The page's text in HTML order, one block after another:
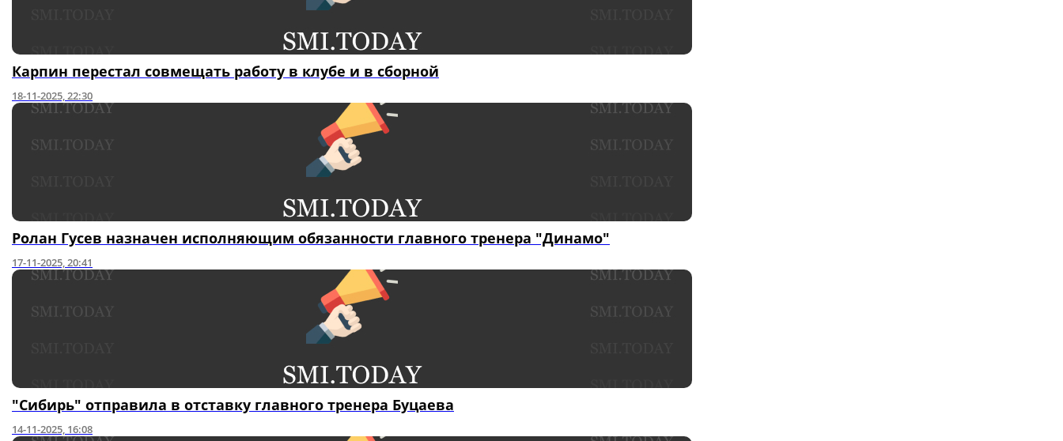
Карпин перестал совмещать работу в клубе и в сборной
18-11-2025, 22:30
Ролан Гусев назначен исполняющим обязанности главного тренера "Динамо"
17-11-2025, 20:41
"Сибирь" отправила в отставку главного тренера Буцаева
14-11-2025, 16:08